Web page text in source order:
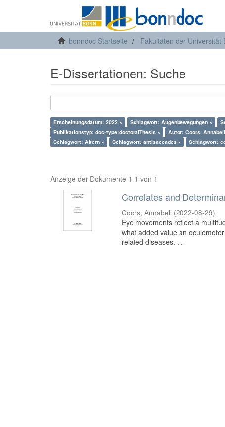
bonndoc Startseite Fakultäten der Universität
E-Dissertationen: Suche
Erscheinungsdatum: 2022 × Schlagwort: Augenbewegungen ×
Publikationstyp: doc-type:doctoralThesis ×
Autor: Coors,
Schlagwort: Altern ×
Schlagwort: antisaccades × Schlagwort:
Anzeige der Dokumente 1-1 von 1
Correlates and
Coors, Annabell (2022-08-29)
Eye movements reflect a
what added value an
related diseases. ...